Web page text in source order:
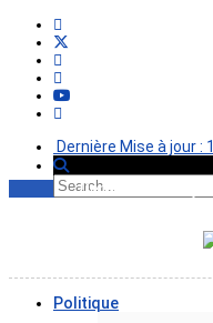
Dernière Mise à jour :
Dernière Mise à
Politique